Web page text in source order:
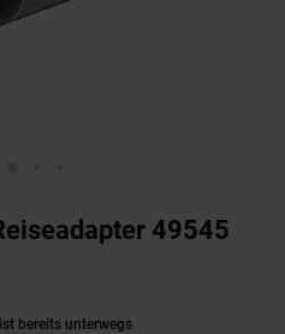
49545
bereits unterwegs